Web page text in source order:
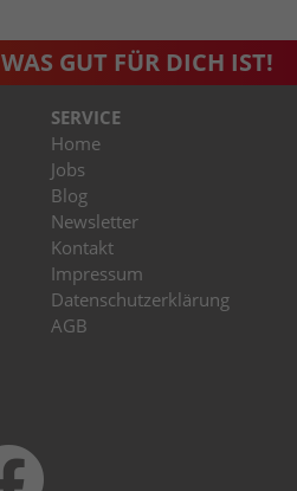
WAS GUT FÜR DICH IST!
SERVICE
Home
Jobs
Blog
Newsletter
Kontakt
Impressum
Datenschutzerklärung
AGB